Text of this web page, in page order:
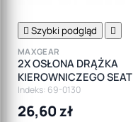
 Szybki podgląd 
MAXGEAR
2X OSŁONA DRĄŻKA
KIEROWNICZEGO SEAT
LEON VW GOLF AUDI A3
SKODA OCTAVIA
Indeks: 69-0130
26,60 zł